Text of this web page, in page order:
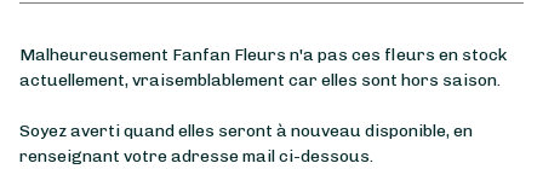
Malheureusement Fanfan Fleurs n'a pas ces fleurs en stock
actuellement, vraisemblablement car elles sont hors saison.
Soyez averti quand elles seront à nouveau disponible, en
renseignant votre adresse mail ci-dessous.